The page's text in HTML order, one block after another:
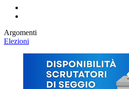
Argomenti
Elezioni